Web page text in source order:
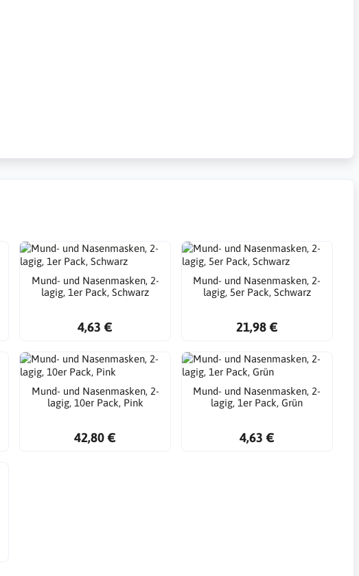
Mund- und Nasenmasken, 2-
lagig, 1er Pack, Schwarz
4,63 €
Mund- und Nasenmasken, 2-
lagig, 5er Pack, Schwarz
21,98 €
Mund- und Nasenmasken, 2-
lagig, 10er Pack, Pink
42,80 €
Mund- und Nasenmasken, 2-
lagig, 1er Pack, Grün
4,63 €